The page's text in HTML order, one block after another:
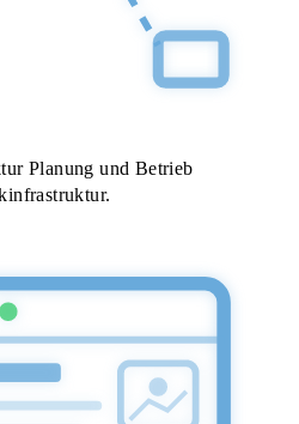
Planung und Betrieb